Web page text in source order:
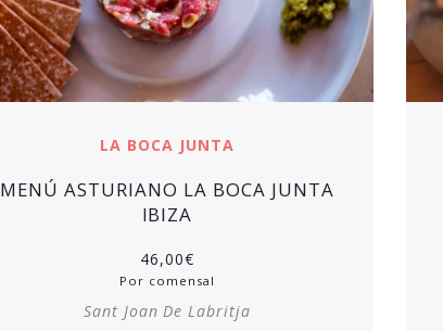
LA BOCA JUNTA
MENÚ ASTURIANO LA BOCA JUNTA
IBIZA
46,00€
Por comensal
Sant Joan De Labritja